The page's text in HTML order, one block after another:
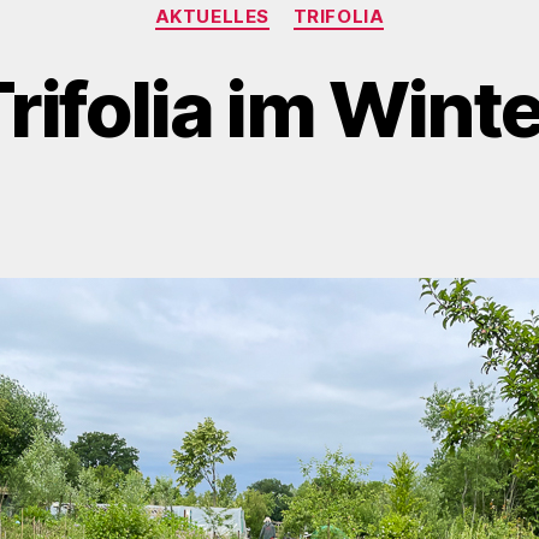
Kategorien
AKTUELLES TRIFOLIA
im